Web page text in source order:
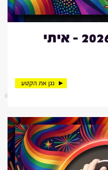
סוף שבוע גאווה 2026 - איתי
נגן את הקטע